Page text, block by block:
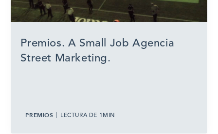
Premios. A Small Job Agencia
Street Marketing.
PREMIOS LECTURA DE 1MIN